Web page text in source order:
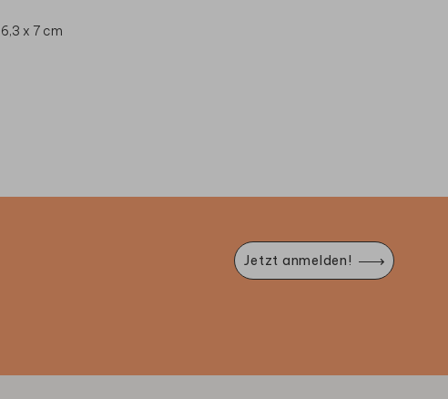
x 7 cm
Jetzt anmelden!